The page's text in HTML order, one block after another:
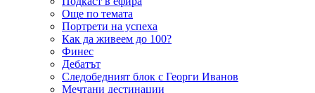
Още по темата
Портрети на успеха
Как да живеем до 100?
Финес
Дебатът
Следобедният блок с Георги Иванов
Мечтани дестинации